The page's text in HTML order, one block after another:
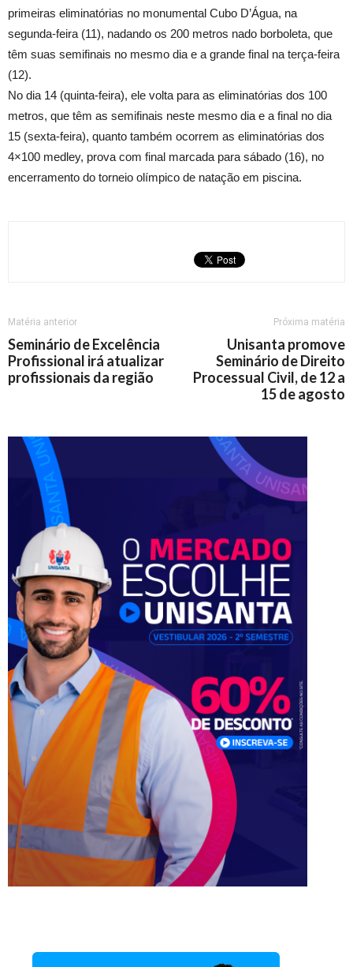
primeiras eliminatórias no monumental Cubo D’Água, na
segunda-feira (11), nadando os 200 metros nado borboleta, que
têm suas semifinais no mesmo dia e a grande final na terça-feira
(12).
No dia 14 (quinta-feira), ele volta para as eliminatórias dos 100
metros, que têm as semifinais neste mesmo dia e a final no dia
15 (sexta-feira), quanto também ocorrem as eliminatórias dos
4×100 medley, prova com final marcada para sábado (16), no
encerramento do torneio olímpico de natação em piscina.
Matéria anterior
Seminário de Excelência
Profissional irá atualizar
profissionais da região
Próxima matéria
Unisanta promove
Seminário de Direito
Processual Civil, de 12 a
15 de agosto